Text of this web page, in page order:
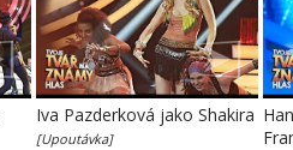
Iva Pazderková jako Shakira
[Upoutávka]